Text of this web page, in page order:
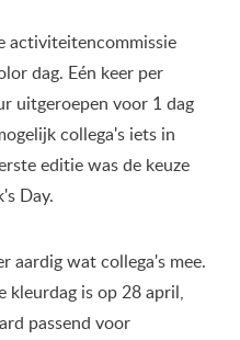
activiteitencommissie
dag. Eén keer per
uitgeroepen voor 1 dag
collega's iets in
editie was de keuze
Day.
aardig wat collega's mee.
kleurdag is op 28 april,
passend voor